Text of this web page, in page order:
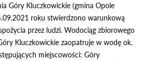
Góry Kluczkowickie (gmina Opole
roku stwierdzono warunkową
przez ludzi. Wodociąg zbiorowego
Kluczkowickie zaopatruje w wodę ok.
miejscowości: Góry